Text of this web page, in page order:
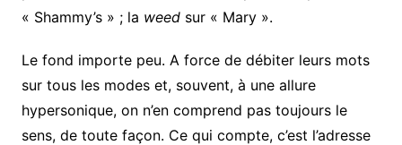
« Shammy’s » ; la weedsur « Mary ».
Le fond importe peu. A force de débiter leurs mots
sur tous les modes et, souvent, à une allure
hypersonique, on n’en comprend pas toujours le
sens, de toute façon. Ce qui compte, c’est l’adresse